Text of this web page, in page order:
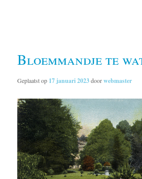
Bloemmandje te
Geplaatst op 17 januari 2023doorwebmaster